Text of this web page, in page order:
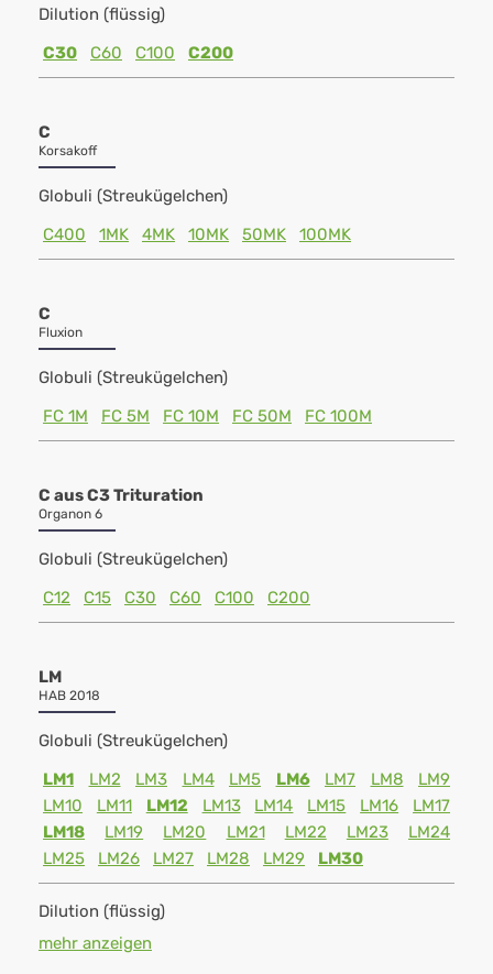
Dilution (flüssig)
C30
C60 C100 C200
C
Korsakoff
Globuli (Streukügelchen)
C400
1MK 4MK 10MK 50MK 100MK
C
Fluxion
Globuli (Streukügelchen)
FC 1M
FC 5M FC 10M FC 50M FC 100M
C aus C3 Trituration
Organon 6
Globuli (Streukügelchen)
C12
C15 C30 C60 C100 C200
LM
HAB 2018
Globuli (Streukügelchen)
LM1
LM2 LM3 LM4 LM5 LM6 LM7 LM8
LM9
LM10
LM11 LM12 LM13 LM14 LM15 LM16
LM17
LM18
LM19 LM20 LM21 LM22 LM23
LM24
LM25
LM26 LM27 LM28 LM29 LM30
Dilution (flüssig)
mehr anzeigen